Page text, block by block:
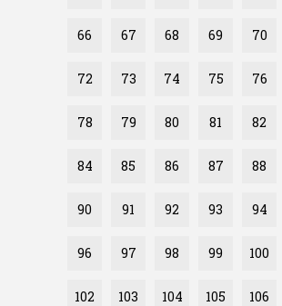
66 67 68 69 70
72 73 74 75 76
78 79 80 81 82
84 85 86 87 88
90 91 92 93 94
96 97 98 99 100
102 103 104 105 106